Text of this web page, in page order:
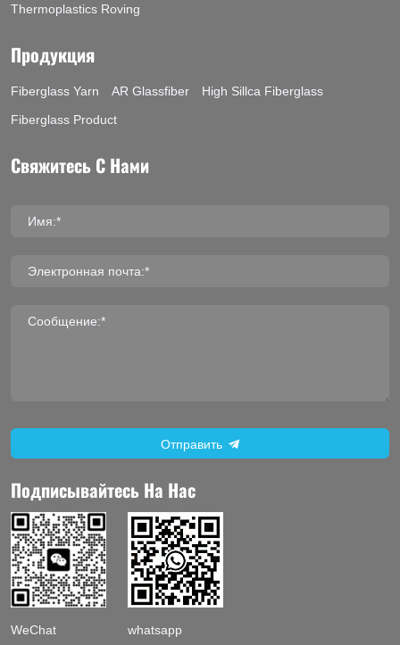
Thermoplastics Roving
Продукция
Fiberglass Yarn AR Glassfiber
High Sillca Fiberglass
Fiberglass Product
Свяжитесь С Нами
Имя:*
Электронная почта:*
Сообщение:*
Отправить
Подписывайтесь На Нас
WeChat whatsapp